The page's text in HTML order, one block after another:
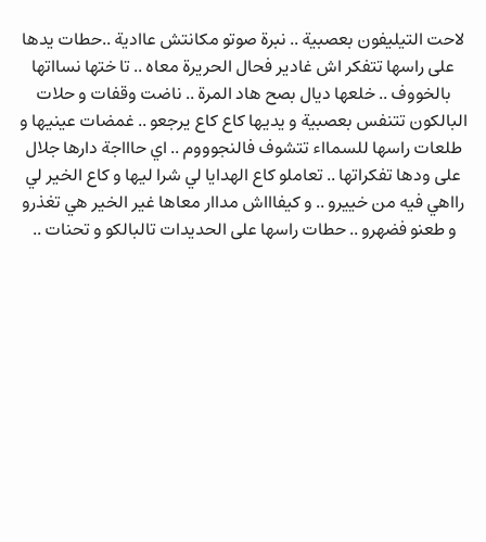
لاحت التيليفون بعصبية .. نبرة صوتو مكانتش عاادية ..حطات يدها
على راسها تتفكر اش غادير فحال الحريرة معاه .. تا ختها نسااتها
بالخووف .. خلعها ديال بصح هاد المرة .. ناضت وقفات و حلات
البالكون تتنفس بعصبية و يديها كاع كاع يرجعو .. غمضات عينيها و
طلعات راسها للسمااء تتشوف فالنجوووم .. اي حاااجة دارها جلال
على ودها تفكراتها .. تعاملو كاع الهدايا لي شرا ليها و كاع الخير لي
رااهي فيه من خييرو .. و كيفاااش مداار معاها غير الخير هي تغذرو
و طعنو فضهرو .. حطات راسها على الحديدات تالبالكو و تحنات ..